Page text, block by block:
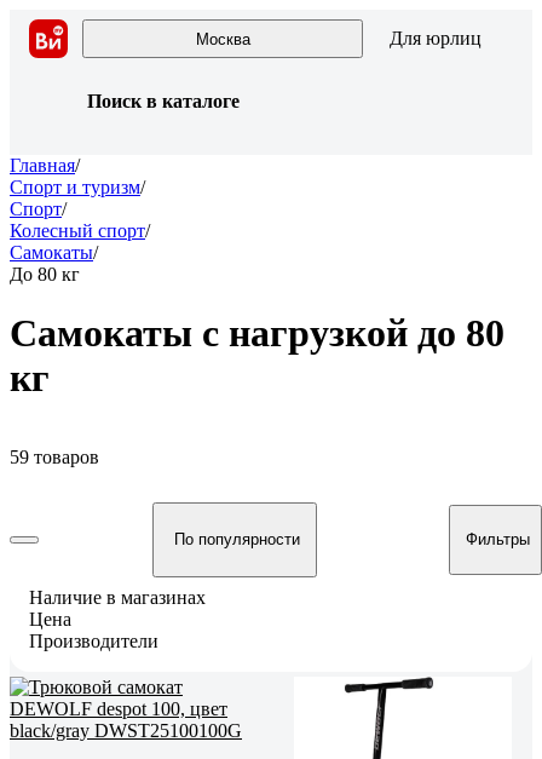
Москва Для юрлиц
Поиск в каталоге
Главная/
Спорт и туризм/
Спорт/
Колесный спорт/
Самокаты/
До 80 кг
Самокаты с нагрузкой до 80
кг
59 товаров
По популярности Фильтры
Наличие в магазинах
Цена
Производители